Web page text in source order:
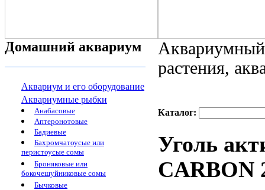
Домашний аквариум
Аквариум и его оборудование
Аквариумные рыбки
Анабасовые
Аптеронотовые
Бадиевые
Бахромчатоусые или
перистоусые сомы
Броняковые или
бокочешуйниковые сомы
Бычковые
растения,
Каталог:
Уголь
CARBON